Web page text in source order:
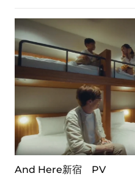
And Here新宿 PV